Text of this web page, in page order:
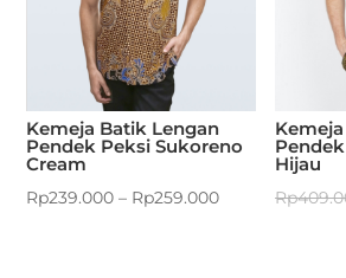
Kemeja Batik Lengan
Pendek Peksi Sukoreno
Cream
Rp239.000 – Rp259.000
Hijau
Rp